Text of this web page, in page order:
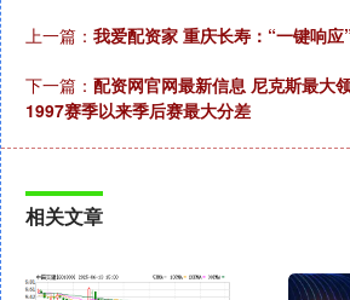
上一篇： 我爱配资家 重庆长寿：“一键响应
下一篇： 配资网官网最新信息 尼克斯最大
1997赛季以来季后赛最大分差
相关文章